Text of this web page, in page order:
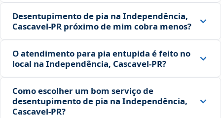
Desentupimento de pia na Independência,
Cascavel‑PR próximo de mim cobra menos?
O atendimento para pia entupida é feito no
local na Independência, Cascavel‑PR?
Como escolher um bom serviço de
desentupimento de pia na Independência,
Cascavel‑PR?